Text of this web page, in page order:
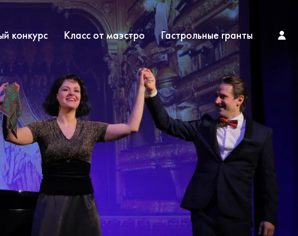
конкурс Класс от маэстро Гастрольные гранты